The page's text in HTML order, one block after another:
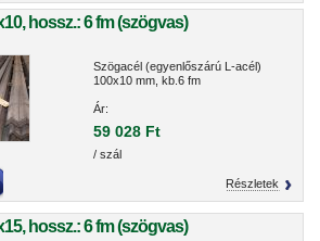
hossz.: 6 fm (szögvas)
Szögacél (egyenlőszárú L-acél)
100x10 mm, kb.6 fm
Ár:
59 028 Ft
/ szál
Részletek
hossz.: 6 fm (szögvas)